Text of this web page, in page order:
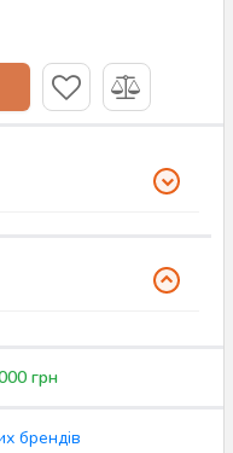
грн
брендів